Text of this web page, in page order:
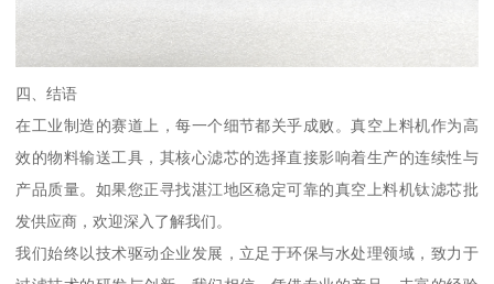
四、结语
在工业制造的赛道上，每一个细节都关乎成败。真空上料机作为高
效的物料输送工具，其核心滤芯的选择直接影响着生产的连续性与
产品质量。如果您正寻找湛江地区稳定可靠的真空上料机钛滤芯批
发供应商，欢迎深入了解我们。
我们始终以技术驱动企业发展，立足于环保与水处理领域，致力于